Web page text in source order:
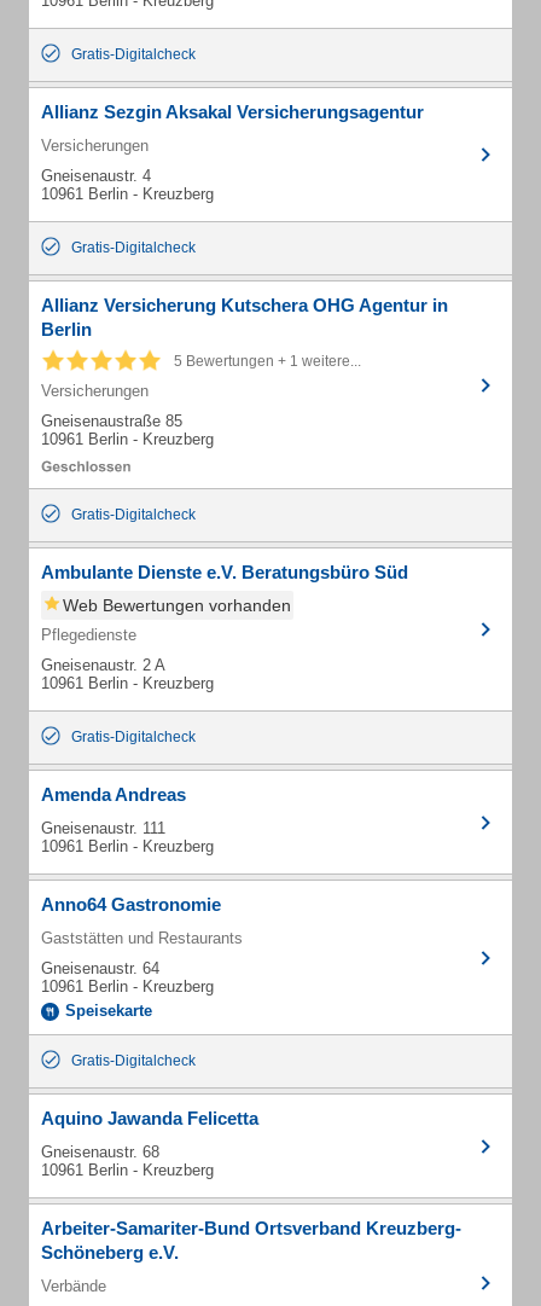
Gratis-Digitalcheck
Allianz Sezgin Aksakal Versicherungsagentur
Versicherungen
Gneisenaustr. 4
10961 Berlin - Kreuzberg
Gratis-Digitalcheck
Allianz Versicherung Kutschera OHG Agentur in
Berlin
5 Bewertungen + 1 weitere...
Versicherungen
Gneisenaustraße 85
10961 Berlin - Kreuzberg
Gratis-Digitalcheck
Ambulante Dienste e.V. Beratungsbüro Süd
Web Bewertungen vorhanden
Pflegedienste
Gneisenaustr. 2 A
10961 Berlin - Kreuzberg
Gratis-Digitalcheck
Amenda Andreas
Gneisenaustr. 111
10961 Berlin - Kreuzberg
Anno64 Gastronomie
Gaststätten und Restaurants
Gneisenaustr. 64
10961 Berlin - Kreuzberg
Speisekarte
Gratis-Digitalcheck
Aquino Jawanda Felicetta
Gneisenaustr. 68
10961 Berlin - Kreuzberg
Arbeiter-Samariter-Bund Ortsverband Kreuzberg-
Schöneberg e.V.
Verbände